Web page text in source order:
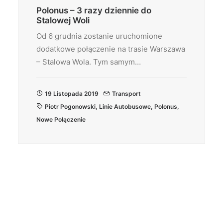
Polonus – 3 razy dziennie do
Stalowej Woli
Od 6 grudnia zostanie uruchomione
dodatkowe połączenie na trasie Warszawa
– Stalowa Wola. Tym samym…
19 Listopada 2019
Transport
Piotr Pogonowski, Linie Autobusowe, Polonus,
Nowe Połączenie